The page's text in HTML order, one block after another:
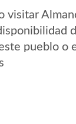
visitar
pueblo o